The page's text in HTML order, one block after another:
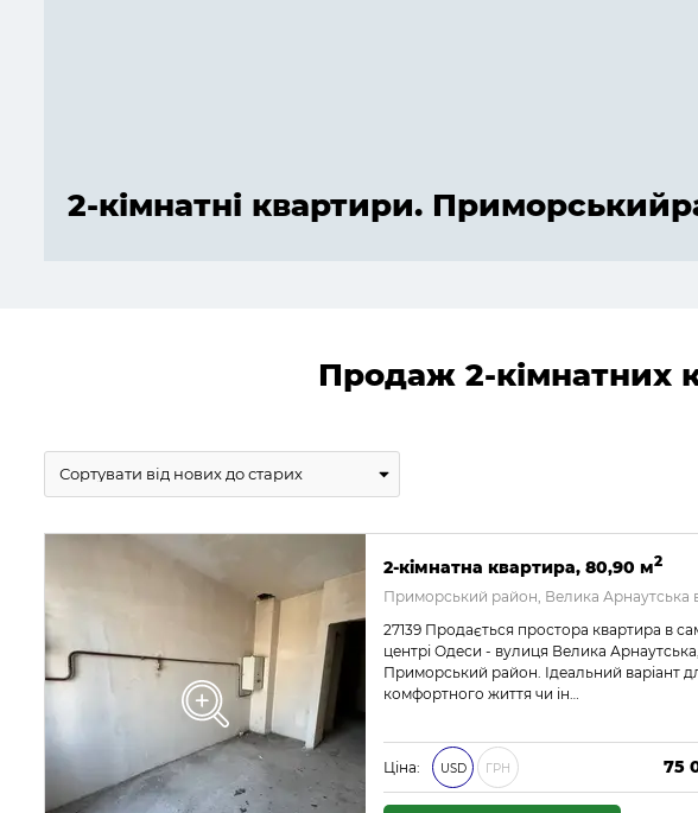
2-кімнатні квартири.
Продаж 2-кімнатних
2-кімнатна квартира, 80,90 м2
Приморський район, Велика Арнаутська
27139 Продається простора квартира в
центрі Одеси - вулиця Велика Арнаутська,
Приморський район. Ідеальний варіант
комфортного життя чи ін…
Ціна: USD ГРН
75
3